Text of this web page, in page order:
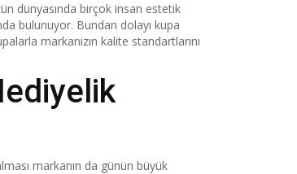
dünyasında birçok insan estetik
bulunuyor. Bundan dolayı kupa
markanızın kalite standartlarını
markanın da günün büyük